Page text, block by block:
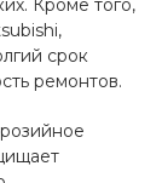
Кроме того,
срок
ремонтов.